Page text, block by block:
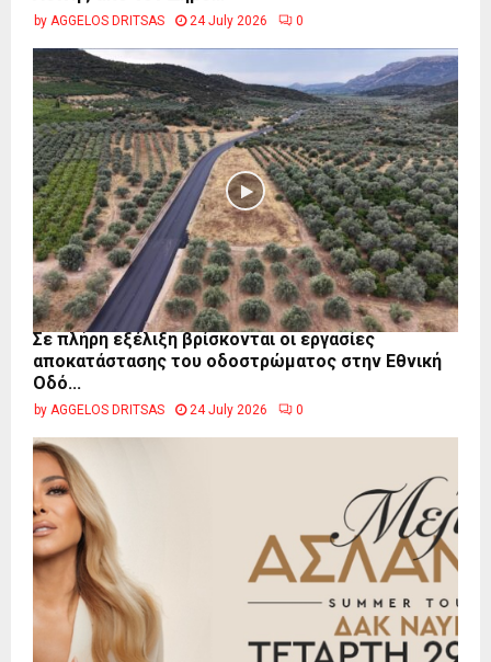
by AGGELOS DRITSAS 24 July 2026 0
Σε πλήρη εξέλιξη βρίσκονται οι εργασίες
αποκατάστασης του οδοστρώματος στην Εθνική
Οδό...
by AGGELOS DRITSAS 24 July 2026 0